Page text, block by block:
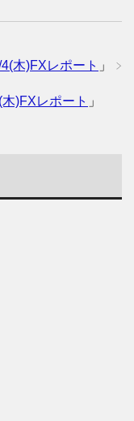
木)FXレポート 」
)FXレポート 」